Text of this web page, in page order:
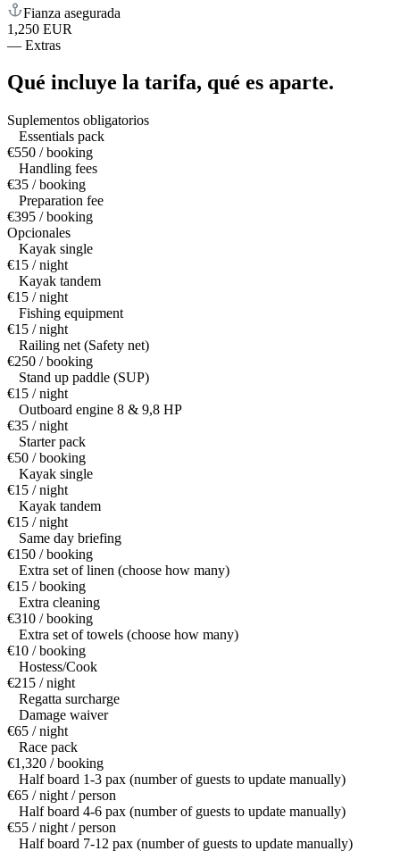
Fianza asegurada
1,250 EUR
— Extras
Qué incluye la tarifa, qué es aparte.
Suplementos obligatorios
Essentials pack
€550 / booking
Handling fees
€35 / booking
Preparation fee
€395 / booking
Opcionales
Kayak single
€15 / night
Kayak tandem
€15 / night
Fishing equipment
€15 / night
Railing net (Safety net)
€250 / booking
Stand up paddle (SUP)
€15 / night
Outboard engine 8 & 9,8 HP
€35 / night
Starter pack
€50 / booking
Kayak single
€15 / night
Kayak tandem
€15 / night
Same day briefing
€150 / booking
Extra set of linen (choose how many)
€15 / booking
Extra cleaning
€310 / booking
Extra set of towels (choose how many)
€10 / booking
Hostess/Cook
€215 / night
Regatta surcharge
Damage waiver
€65 / night
Race pack
€1,320 / booking
Half board 1-3 pax (number of guests to update manually)
€65 / night / person
Half board 4-6 pax (number of guests to update manually)
€55 / night / person
Half board 7-12 pax (number of guests to update manually)